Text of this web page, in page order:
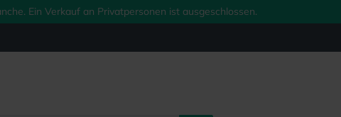
Ein Verkauf an Privatpersonen ist ausgeschlossen.